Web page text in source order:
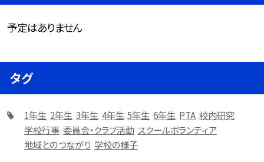
予定はありません
タグ
1年生 2年生 3年生 4年生 5年生 6年生 PTA 校内研究
学校行事 委員会・クラブ活動 スクールボランティア
地域とのつながり 学校の様子